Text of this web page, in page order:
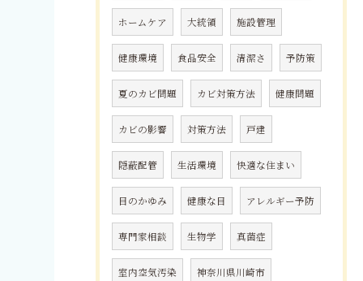
ホームケア 大統領 施設管理
健康環境 食品安全 清潔さ 予防策
夏のカビ問題 カビ対策方法 健康問題
カビの影響 対策方法 戸建
隠蔽配管 生活環境 快適な住まい
目のかゆみ 健康な目 アレルギー予防
専門家相談 生物学 真菌症
室内空気汚染 神奈川県川崎市